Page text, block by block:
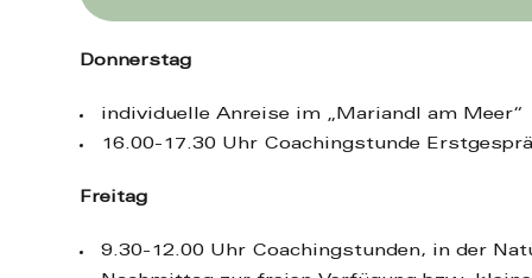
Donnerstag
individuelle Anreise im „Mariandl am Meer“
16.00-17.30 Uhr Coachingstunde
Freitag
9.30-12.00 Uhr Coachingstunden, in der